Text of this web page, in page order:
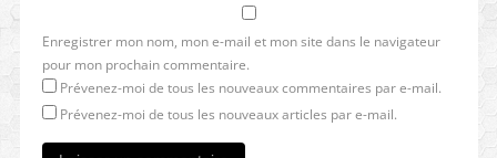
Enregistrer mon nom, mon e-mail et mon site dans le navigateur
pour mon prochain commentaire.
Prévenez-moi de tous les nouveaux commentaires par e-mail.
Prévenez-moi de tous les nouveaux articles par e-mail.